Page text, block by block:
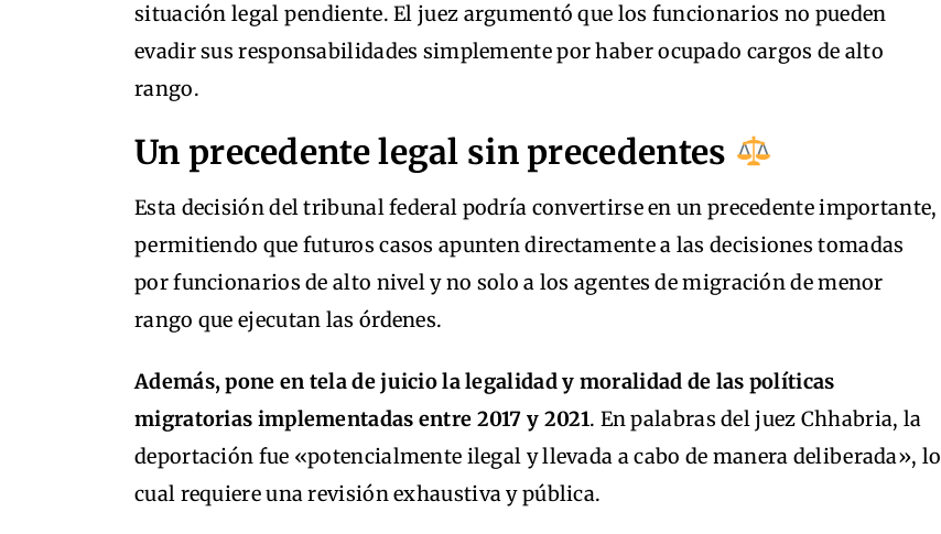
situación legal pendiente. El juez argumentó que los funcionarios no pueden
evadir sus responsabilidades simplemente por haber ocupado cargos de alto
rango.
Un precedente legal sin precedentes
Esta decisión del tribunal federal podría convertirse en un precedente importante,
permitiendo que futuros casos apunten directamente a las decisiones tomadas
por funcionarios de alto nivel y no solo a los agentes de migración de menor
rango que ejecutan las órdenes.
Además, pone en tela de juicio la legalidad y moralidad de las políticas
migratorias implementadas entre 2017 y 2021. En palabras del juez Chhabria, la
deportación fue «potencialmente ilegal y llevada a cabo de manera deliberada», lo
cual requiere una revisión exhaustiva y pública.